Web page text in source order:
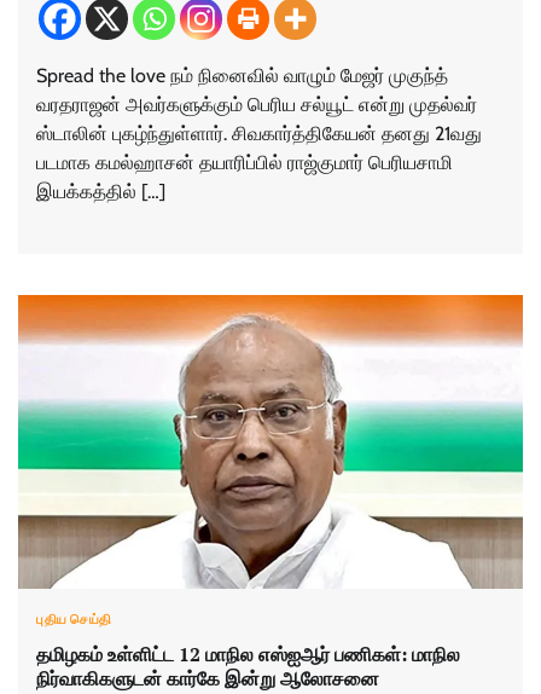
Spread the love நம் நினைவில் வாழும் மேஜர் முகுந்த்
வரதராஜன் அவர்களுக்கும் பெரிய சல்யூட் என்று முதல்வர்
ஸ்டாலின் புகழ்ந்துள்ளார். சிவகார்த்திகேயன் தனது 21வது
படமாக கமல்ஹாசன் தயாரிப்பில் ராஜ்குமார் பெரியசாமி
இயக்கத்தில் […]
புதிய செய்தி
தமிழகம் உள்ளிட்ட 12 மாநில எஸ்ஐஆர் பணிகள்: மாநில
நிர்வாகிகளுடன் கார்கே இன்று ஆலோசனை